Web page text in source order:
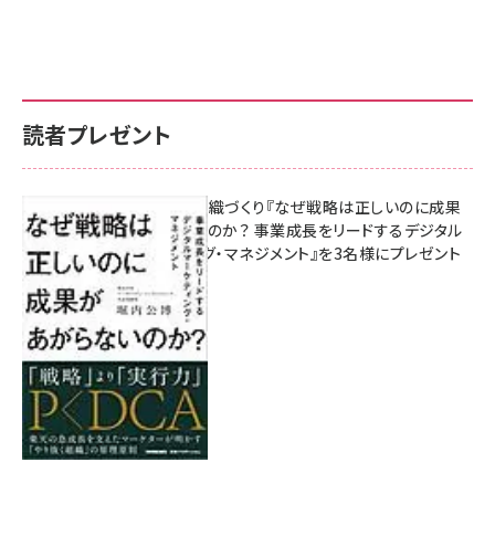
読者プレゼント
成果を生む組織づくり『なぜ戦略は正しいのに成果
があがらないのか？ 事業成長をリードするデジタル
マーケティング・マネジメント』を3名様にプレゼント
8月7日 10:00